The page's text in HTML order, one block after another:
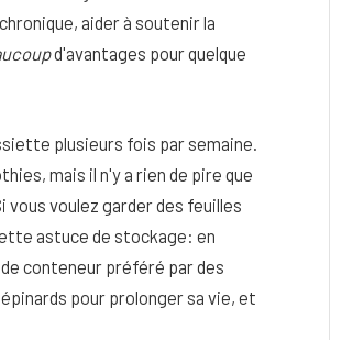
aider à soutenir la
d'avantages pour quelque
plusieurs fois par semaine.
mais il n'y a rien de pire que
voulez garder des feuilles
astuce de stockage: en
conteneur préféré par des
pour prolonger sa vie, et
et sensible : quels soins
pour ne pas l’irriter ?